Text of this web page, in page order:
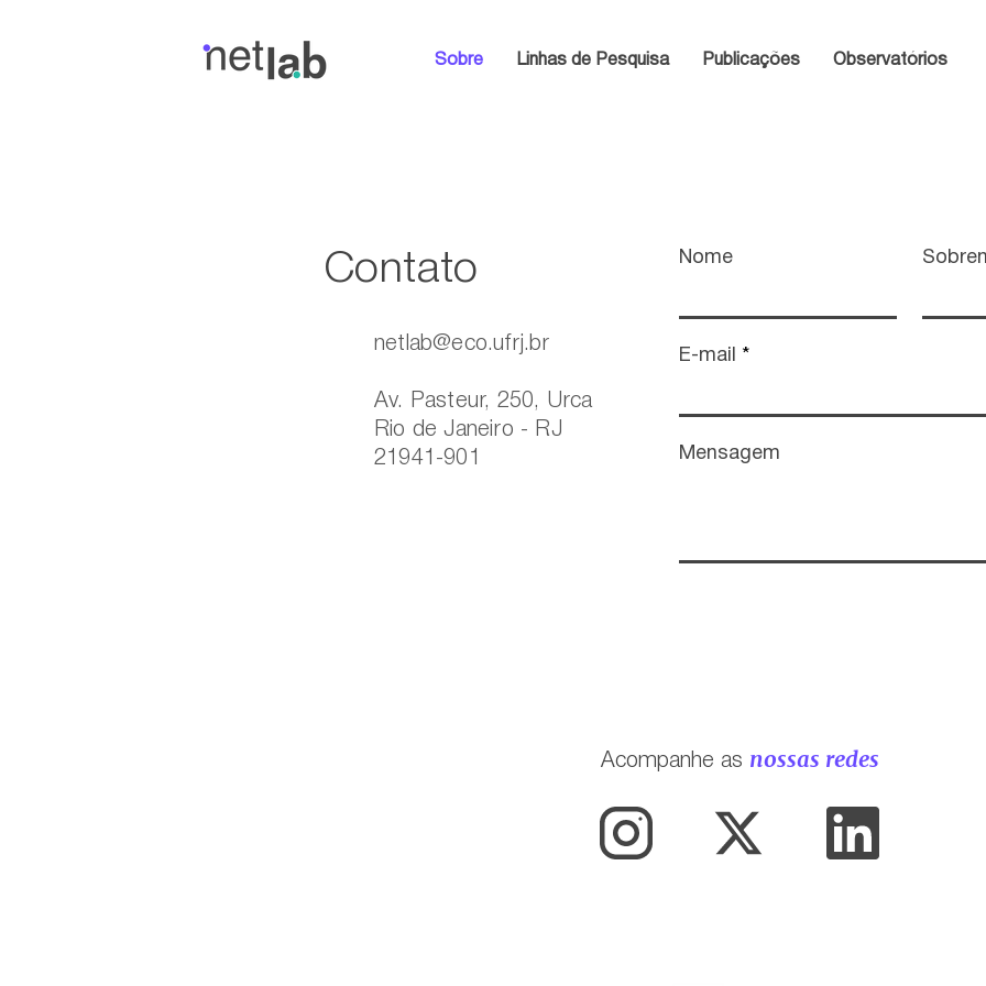
Sobre Linhas de Pesquisa Publicações Observatórios
Contato
netlab@eco.ufrj.br
Av. Pasteur, 250, Urca
Rio de Janeiro - RJ
21941-901
Nome
E-mail
Mensagem
Acompanhe as nossas redes